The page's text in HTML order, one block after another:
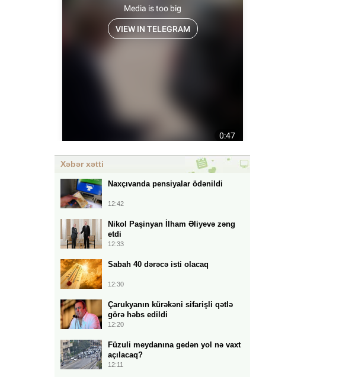
Xəbər xətti
Naxçıvanda pensiyalar ödənildi
12:42
Nikol Paşinyan İlham Əliyevə zəng
etdi
12:33
Sabah 40 dərəcə isti olacaq
12:30
Çarukyanın kürəkəni sifarişli qətlə
görə həbs edildi
12:20
Füzuli meydanına gedən yol nə vaxt
açılacaq?
12:11